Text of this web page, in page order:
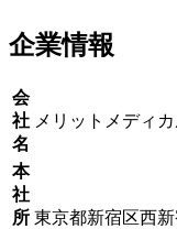
企業情報
会
社
名
メリットメディ
本
社
所 東京都新宿区西新